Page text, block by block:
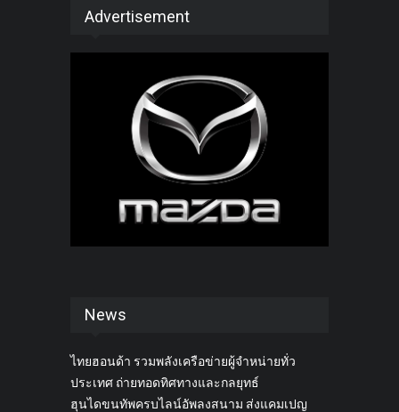
Advertisement
News
ไทยฮอนด้า รวมพลังเครือข่ายผู้จำหน่ายทั่ว
ประเทศ ถ่ายทอดทิศทางและกลยุทธ์
ฮุนไดขนทัพครบไลน์อัพลงสนาม ส่งแคมเปญ